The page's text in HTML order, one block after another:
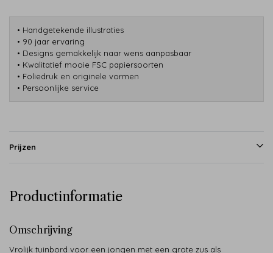
• Handgetekende illustraties
• 90 jaar ervaring
• Designs gemakkelijk naar wens aanpasbaar
• Kwalitatief mooie FSC papiersoorten
• Foliedruk en originele vormen
• Persoonlijke service
Prijzen
Productinformatie
Omschrijving
Vrolijk tuinbord voor een jongen met een grote zus als